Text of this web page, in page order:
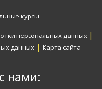
курсы
персональных данных |
данных | Карта сайта
нами: